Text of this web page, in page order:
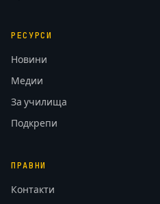
РЕСУРСИ
Новини
Медии
За училища
Подкрепи
ПРАВНИ
Контакти